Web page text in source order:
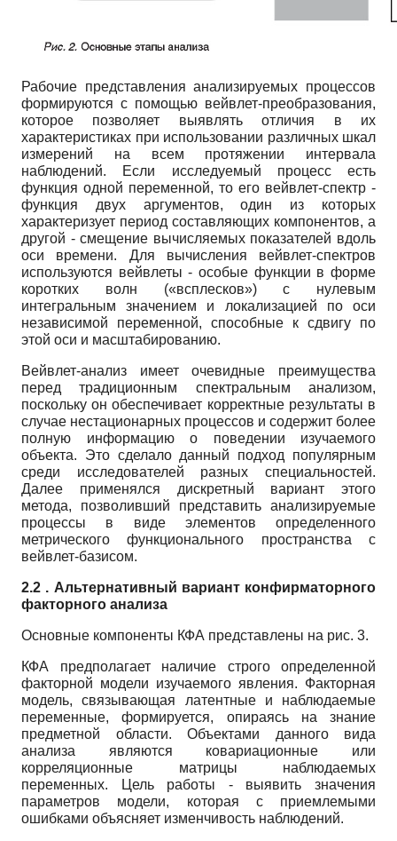
Рабочие представления анализируемых процессов
формируются с помощью вейвлет-преобразования,
которое позволяет выявлять отличия в их
характеристиках при использовании различных шкал
измерений на всем протяжении интервала
наблюдений. Если исследуемый процесс есть
функция одной переменной, то его вейвлет-спектр -
функция двух аргументов, один из которых
характеризует период составляющих компонентов, а
другой - смещение вычисляемых показателей вдоль
оси времени. Для вычисления вейвлет-спектров
используются вейвлеты - особые функции в форме
коротких волн («всплесков») с нулевым
интегральным значением и локализацией по оси
независимой переменной, способные к сдвигу по
этой оси и масштабированию.
Вейвлет-анализ имеет очевидные преимущества
перед традиционным спектральным анализом,
поскольку он обеспечивает корректные результаты в
случае нестационарных процессов и содержит более
полную информацию о поведении изучаемого
объекта. Это сделало данный подход популярным
среди исследователей разных специальностей.
Далее применялся дискретный вариант этого
метода, позволивший представить анализируемые
процессы в виде элементов определенного
метрического функционального пространства с
вейвлет-базисом.
2.2 . Альтернативный вариант конфирматорного
факторного анализа
Основные компоненты КФА представлены на рис. 3.
КФА предполагает наличие строго определенной
факторной модели изучаемого явления. Факторная
модель, связывающая латентные и наблюдаемые
переменные, формируется, опираясь на знание
предметной области. Объектами данного вида
анализа являются ковариационные или
корреляционные матрицы наблюдаемых
переменных. Цель работы - выявить значения
параметров модели, которая с приемлемыми
ошибками объясняет изменчивость наблюдений.